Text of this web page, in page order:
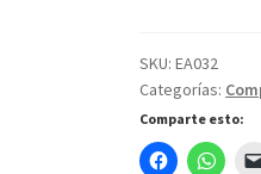
SKU:EA032
Categorías:
Comparte esto: